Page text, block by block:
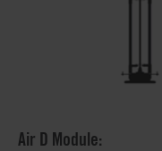
Air D Module: